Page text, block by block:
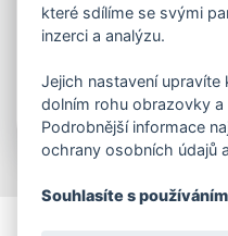
+420
které sdílíme se svými
inzerci a analýzu.
Jejich nastavení upravíte
dolním rohu obrazovky
Podrobnější informace
ochrany osobních údajů
Souhlasíte s